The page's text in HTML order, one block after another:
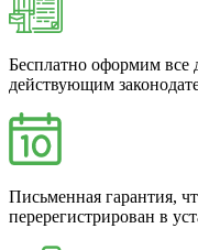
Бесплатно оформим все
действующим
Письменная гарантия,
перерегистрирован в